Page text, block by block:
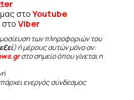
μας στοYoutube
στο Viber
των πληροφοριών του
) ή μέρους αυτών μόνο αν:
στο σημείο όπου γίνεται η
ενεργός σύνδεσμος